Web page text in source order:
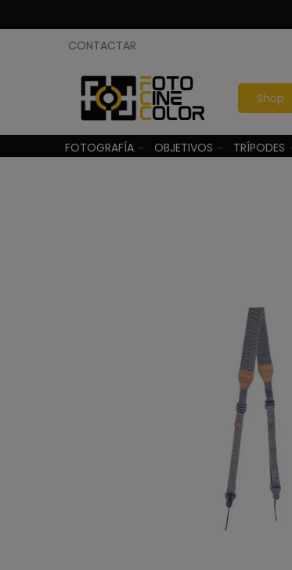
CONTACTAR
Shop
FOTOGRAFÍA OBJETIVOS TRÍPODES